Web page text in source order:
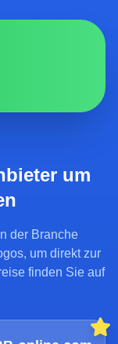
um
der Branche
um direkt zur
finden Sie auf